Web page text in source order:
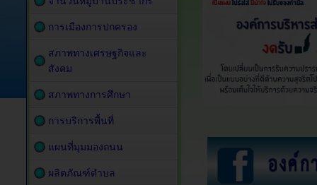
การเมืองการปกครอง
สภาพทางเศรษฐกิจและ
สังคม
สภาพทางการศึกษา
การบริการพื้นที่
แผนที่มุมมองถนน
ผลิตภัณฑ์ตำบล